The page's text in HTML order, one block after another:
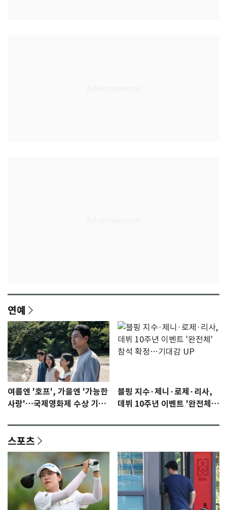
연예
여름엔 '호프', 가을엔 '가능한
사랑'…국제영화제 수상 기대
블핑 지수·제니·로제·리사,
데뷔 10주년 이벤트 '완전체'
스포츠